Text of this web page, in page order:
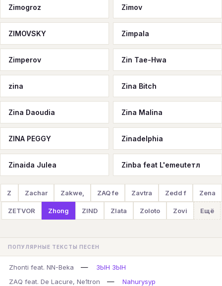
Zimogroz Zimov
ZIMOVSKY Zimpala
Zimperov Zin Tae-Hwa
zina Zina Bitch
Zina Daoudia Zina Malina
ZINA PEGGY Zinadelphia
Zinaida Julea Zinba feat L'emeuteтл
Z Zachar Zakwe, ZAQ fe Zavtra Zedd f Zena
ZETVOR Zhong ZIND Zlata Zoloto Zovi Ещё
ПОПУЛЯРНЫЕ ТЕКСТЫ ПЕСЕН
Zhonti feat. NN-Beka —
ЗЫН ЗЫН
ZAQ feat. De Lacure, Ne1tron
—
Nahurysyp